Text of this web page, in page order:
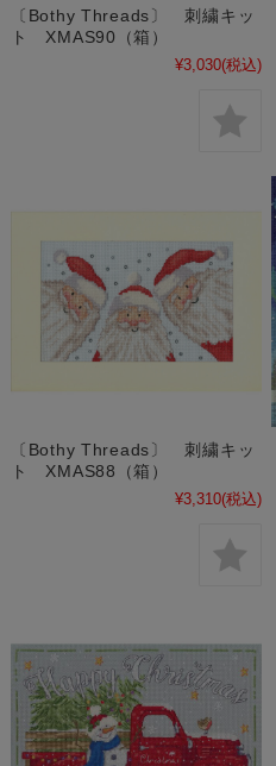
〔Bothy Threads〕 刺繍キッ
ト XMAS90（箱）
¥3,030(税込)
〔Bothy Threads〕 刺繍キッ
ト XMAS88（箱）
¥3,310(税込)